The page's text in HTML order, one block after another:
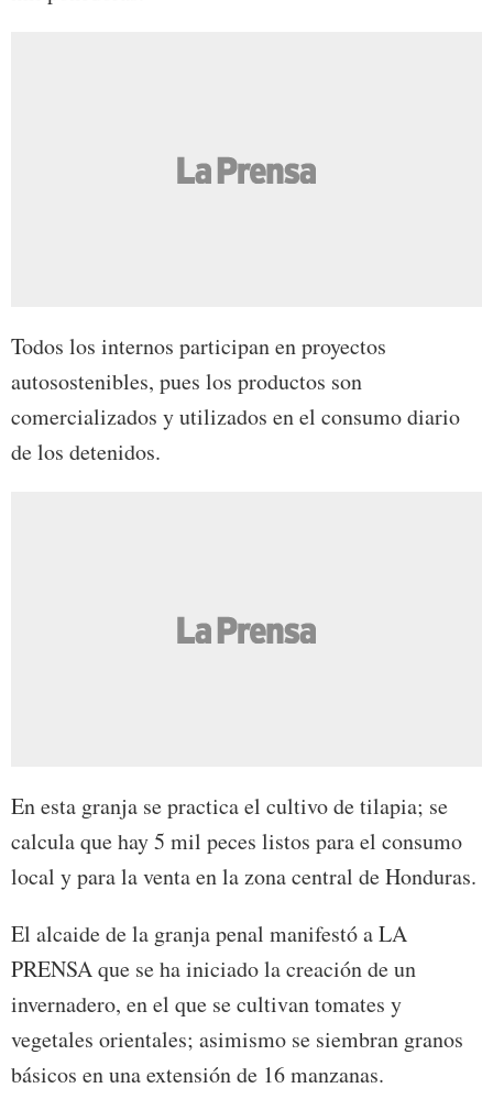
Todos los internos participan en proyectos
autosostenibles, pues los productos son
comercializados y utilizados en el consumo diario
de los detenidos.
En esta granja se practica el cultivo de tilapia; se
calcula que hay 5 mil peces listos para el consumo
local y para la venta en la zona central de Honduras.
El alcaide de la granja penal manifestó a LA
PRENSA que se ha iniciado la creación de un
invernadero, en el que se cultivan tomates y
vegetales orientales; asimismo se siembran granos
básicos en una extensión de 16 manzanas.